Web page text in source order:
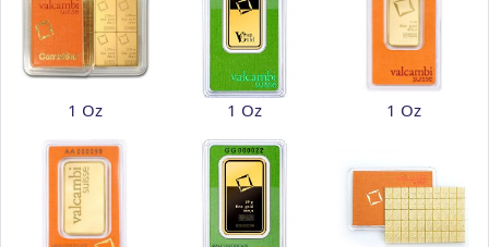
1 Oz 1 Oz 1 Oz